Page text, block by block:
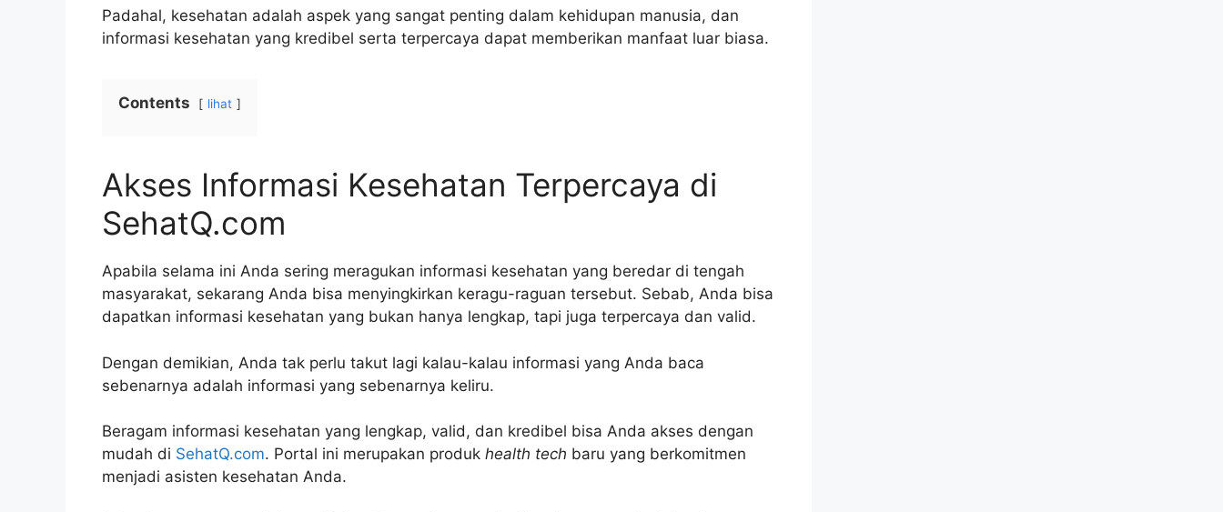
Padahal, kesehatan adalah aspek yang sangat penting dalam kehidupan manusia, dan
informasi kesehatan yang kredibel serta terpercaya dapat memberikan manfaat luar biasa.
Contents lihat
Akses Informasi Kesehatan Terpercaya di
SehatQ.com
Apabila selama ini Anda sering meragukan informasi kesehatan yang beredar di tengah
masyarakat, sekarang Anda bisa menyingkirkan keragu-raguan tersebut. Sebab, Anda bisa
dapatkan informasi kesehatan yang bukan hanya lengkap, tapi juga terpercaya dan valid.
Dengan demikian, Anda tak perlu takut lagi kalau-kalau informasi yang Anda baca
sebenarnya adalah informasi yang sebenarnya keliru.
Beragam informasi kesehatan yang lengkap, valid, dan kredibel bisa Anda akses dengan
mudah di SehatQ.com. Portal ini merupakan produk health tech baru yang berkomitmen
menjadi asisten kesehatan Anda.